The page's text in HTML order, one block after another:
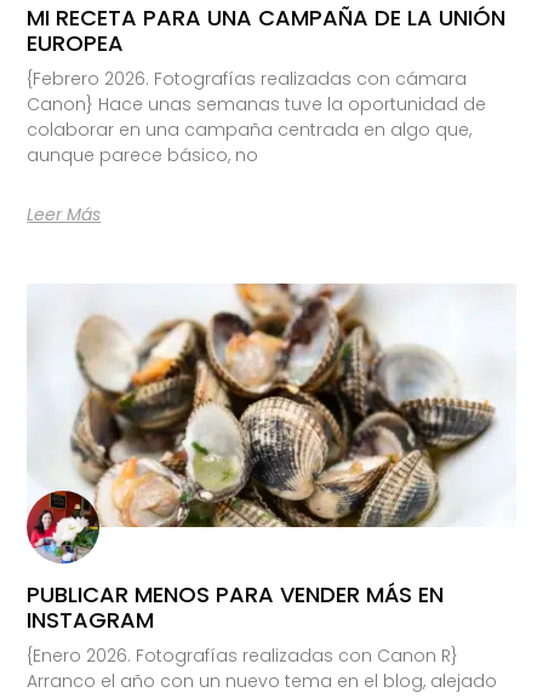
MI RECETA PARA UNA CAMPAÑA DE LA UNIÓN
EUROPEA
{Febrero 2026. Fotografías realizadas con cámara
Canon} Hace unas semanas tuve la oportunidad de
colaborar en una campaña centrada en algo que,
aunque parece básico, no
Leer Más
PUBLICAR MENOS PARA VENDER MÁS EN
INSTAGRAM
{Enero 2026. Fotografías realizadas con Canon R}
Arranco el año con un nuevo tema en el blog, alejado